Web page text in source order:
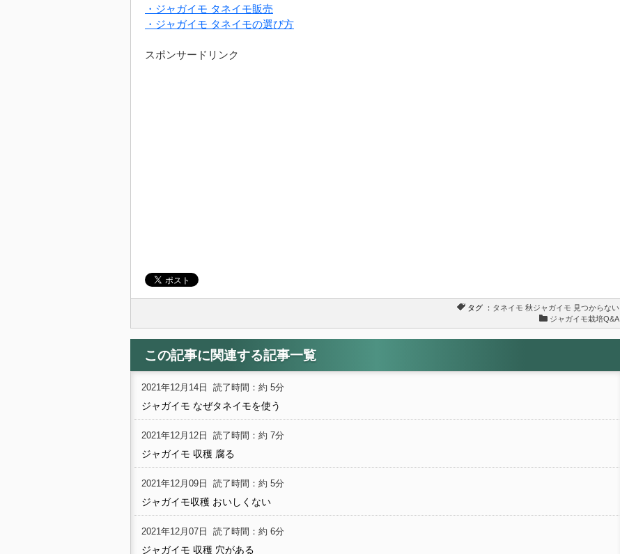
・ジャガイモ タネイモ販売
・ジャガイモ タネイモの選び方
スポンサードリンク
タグ ： タネイモ 秋ジャガイモ 見つからない
ジャガイモ栽培Q&A
この記事に関連する記事一覧
2021年12月14日 読了時間：約 5分
ジャガイモ なぜタネイモを使う
2021年12月12日 読了時間：約 7分
ジャガイモ 収穫 腐る
2021年12月09日 読了時間：約 5分
ジャガイモ収穫 おいしくない
2021年12月07日 読了時間：約 6分
ジャガイモ 収穫 穴がある